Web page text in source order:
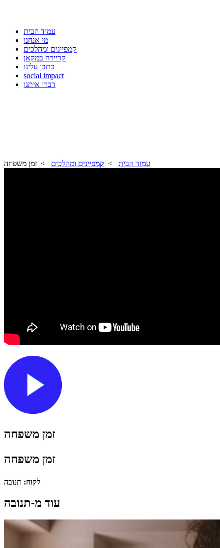
עמוד הבית
מי אנחנו
קמפיינים ומהלכים
קריירה במקאן
כתבו עלינו
social impact
דברו איתנו
עמוד הבית > קמפיינים ומהלכים > זמן משפחה
זמן משפחה
זמן משפחה
לקוח: תנובה
עוד מ-תנובה